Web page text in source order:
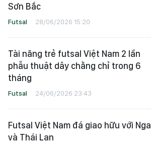
Sơn Bắc
Futsal 28/06/2026 15:20
Tài năng trẻ futsal Việt Nam 2 lần
phẫu thuật dây chằng chỉ trong 6
tháng
Futsal 24/06/2026 23:43
Futsal Việt Nam đá giao hữu với Nga
và Thái Lan